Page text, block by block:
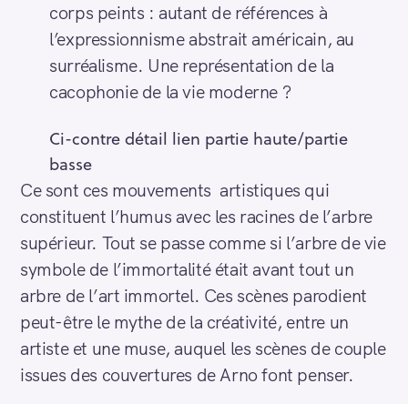
corps peints : autant de références à
l’expressionnisme abstrait américain, au
surréalisme. Une représentation de la
cacophonie de la vie moderne ?
Ci-contre détail lien partie haute/partie
basse
Ce sont ces mouvements artistiques qui
constituent l’humus avec les racines de l’arbre
supérieur. Tout se passe comme si l’arbre de vie
symbole de l’immortalité était avant tout un
arbre de l’art immortel. Ces scènes parodient
peut-être le mythe de la créativité, entre un
artiste et une muse, auquel les scènes de couple
issues des couvertures de Arno font penser.